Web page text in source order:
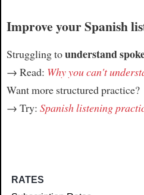
Improve your Spanish
Struggling tounderstand
→ Read: Why you can't
Want more structured practice?
→ Try: Spanish listening
RATES